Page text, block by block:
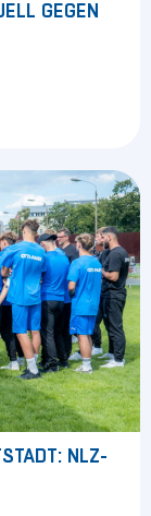
GEGEN
NLZ-